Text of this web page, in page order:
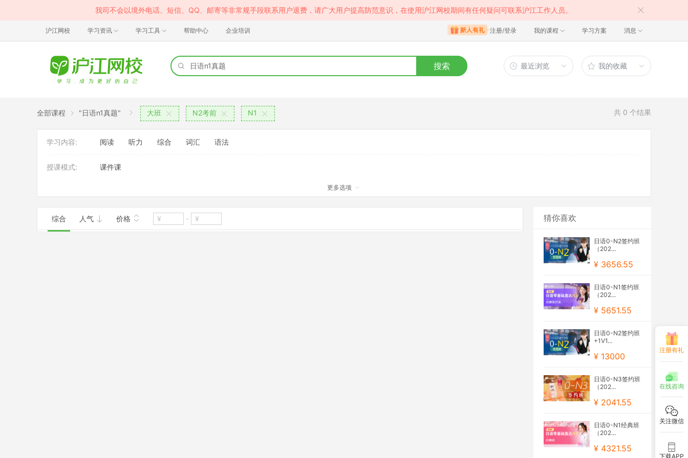
我司不会以境外电话、短信、QQ、邮寄等非常规手段联系用户退费，请广大用户提高防范意识，在使用沪江网校期间有任何疑问可联系沪江工作人员。
沪江网校 学习资讯 学习工具 帮助中心 企业培训 注册/登录 我的课程 学习方案 消息
搜索 最近浏览 我的收藏
全部课程 "日语n1真题" 大班 N2考前 N1 共 0 个结果
学习内容: 阅读 听力 综合 词汇 语法
授课模式: 课件课
更多选项
综合 人气 价格 - 猜你喜欢
日语0-N2签约班
（202...
¥ 3656.55
日语0-N1签约班
（202...
¥ 5651.55
日语0-N2签约班
+1V1...
¥ 13000
日语0-N3签约班
（202...
¥ 2041.55
日语0-N1经典班
（202...
¥ 4321.55
注册有礼
在线咨询
关注微信
下载APP